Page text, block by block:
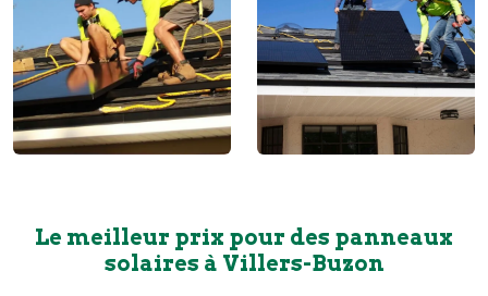
Le meilleur prix pour des panneaux
solaires à Villers-Buzon